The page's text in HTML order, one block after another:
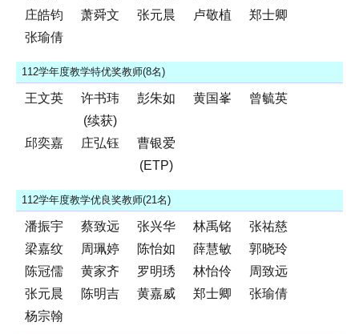
庄皓钧
萧舜文 张元晨 卢敬植
郑士卿
张瑜倩
112学年度教学特优奖教师(8名)
王文英
许书玮
(续获)
彭朱如 黄国峯 曾毓英
邱奕嘉 庄弘钰
曹银爱
(ETP)
112学年度教学优良奖教师(21名)
潘振宇 蔡致远 张兴华 林禹铭
张祐慈
梁嘉纹
周珮婷 陈怡如 薛慧敏
郭晓玲
陈冠儒
黄家齐 罗明琇 林怡伶
周致远
张元晨
陈明吉 黄嘉威 郑士卿
张瑜倩
杨宗翰